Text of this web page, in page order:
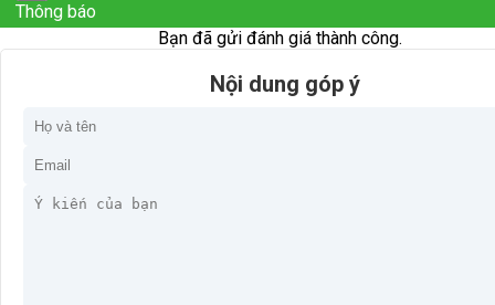
Thông báo
Bạn đã gửi đánh giá thành công.
Nội dung góp ý